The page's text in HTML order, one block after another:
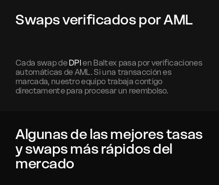
Swaps verificados por AML
Cada swap deDPIen Baltex pasa por verificaciones
automáticas de AML. Si una transacción es
marcada, nuestro equipo trabaja contigo
directamente para procesar un reembolso.
Algunas de las mejores tasas
y swaps más rápidos del
mercado